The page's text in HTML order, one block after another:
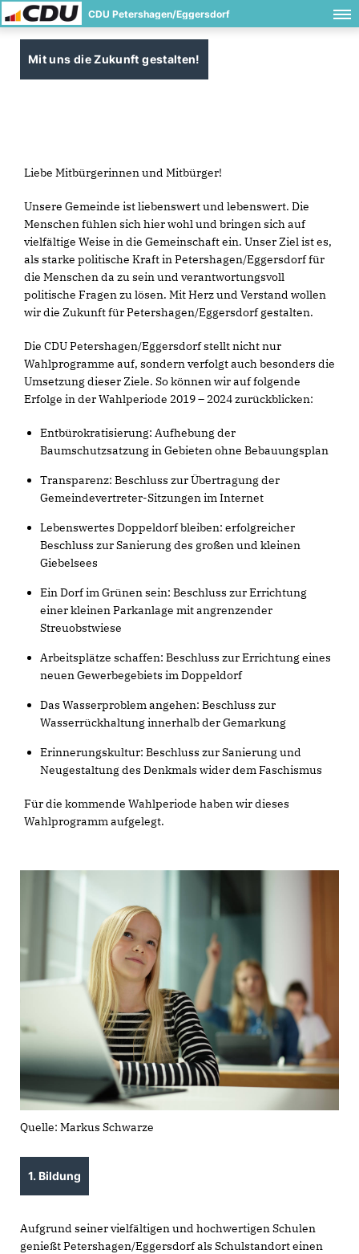
CDU Petershagen/Eggersdorf
Mit uns die Zukunft gestalten!
Liebe Mitbürgerinnen und Mitbürger!
Unsere Gemeinde ist liebenswert und lebenswert. Die
Menschen fühlen sich hier wohl und bringen sich auf
vielfältige Weise in die Gemeinschaft ein. Unser Ziel ist es,
als starke politische Kraft in Petershagen/Eggersdorf für
die Menschen da zu sein und verantwortungsvoll
politische Fragen zu lösen. Mit Herz und Verstand wollen
wir die Zukunft für Petershagen/Eggersdorf gestalten.
Die CDU Petershagen/Eggersdorf stellt nicht nur
Wahlprogramme auf, sondern verfolgt auch besonders die
Umsetzung dieser Ziele. So können wir auf folgende
Erfolge in der Wahlperiode 2019 – 2024 zurückblicken:
Entbürokratisierung: Aufhebung der
Baumschutzsatzung in Gebieten ohne Bebauungsplan
Transparenz: Beschluss zur Übertragung der
Gemeindevertreter-Sitzungen im Internet
Lebenswertes Doppeldorf bleiben: erfolgreicher
Beschluss zur Sanierung des großen und kleinen
Giebelsees
Ein Dorf im Grünen sein: Beschluss zur Errichtung
einer kleinen Parkanlage mit angrenzender
Streuobstwiese
Arbeitsplätze schaffen: Beschluss zur Errichtung eines
neuen Gewerbegebiets im Doppeldorf
Das Wasserproblem angehen: Beschluss zur
Wasserrückhaltung innerhalb der Gemarkung
Erinnerungskultur: Beschluss zur Sanierung und
Neugestaltung des Denkmals wider dem Faschismus
Für die kommende Wahlperiode haben wir dieses
Wahlprogramm aufgelegt.
Quelle: Markus Schwarze
1. Bildung
Aufgrund seiner vielfältigen und hochwertigen Schulen
genießt Petershagen/Eggersdorf als Schulstandort einen